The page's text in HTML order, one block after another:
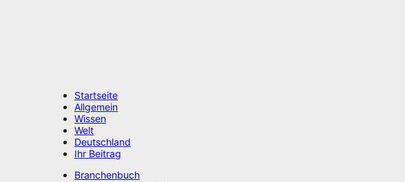
Startseite
Allgemein
Wissen
Welt
Deutschland
Ihr Beitrag
Branchenbuch